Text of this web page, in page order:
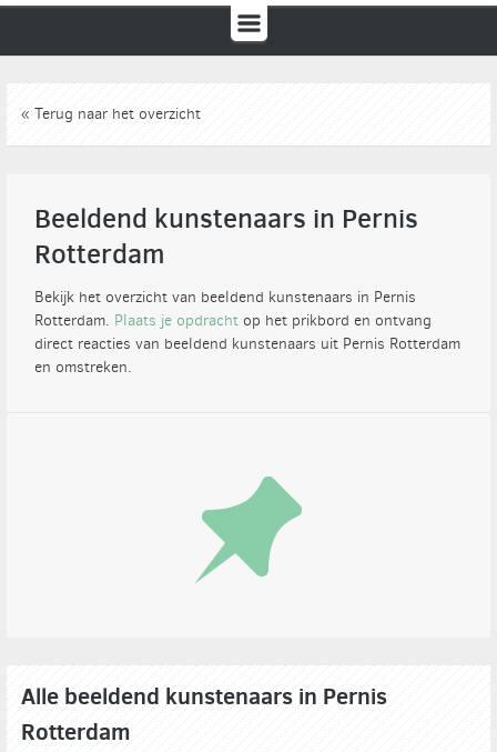
« Terug naar het overzicht
Beeldend kunstenaars in Pernis
Rotterdam
Bekijk het overzicht van beeldend kunstenaars in Pernis
Rotterdam. Plaats je opdracht op het prikbord en ontvang
direct reacties van beeldend kunstenaars uit Pernis Rotterdam
en omstreken.
Alle beeldend kunstenaars in Pernis
Rotterdam